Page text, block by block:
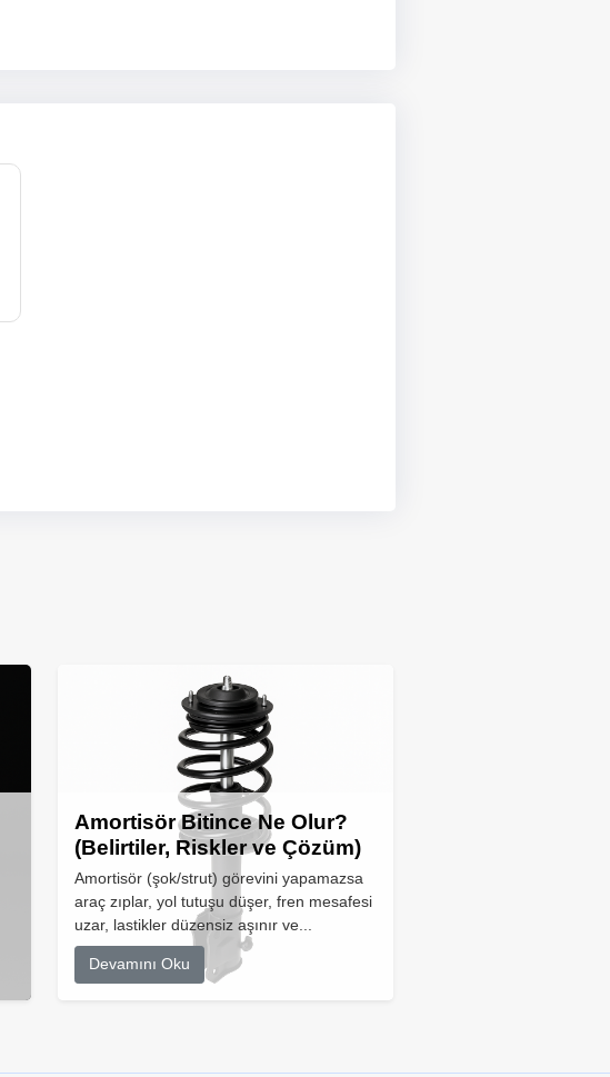
Amortisör Bitince Ne Olur?
(Belirtiler, Riskler ve Çözüm)
Amortisör (şok/strut) görevini yapamazsa
araç zıplar, yol tutuşu düşer, fren mesafesi
uzar, lastikler düzensiz aşınır ve...
Devamını Oku